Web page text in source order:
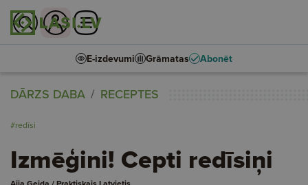
E-izdevumi Grāmatas Abonēt
DĀRZS DABA RECEPTES
#redīsi
Izmēģini! Cepti redīsiņi